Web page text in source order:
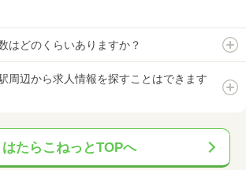
はどのくらいありますか？
周辺から求人情報を探すことはできます
はたらこねっとTOPへ